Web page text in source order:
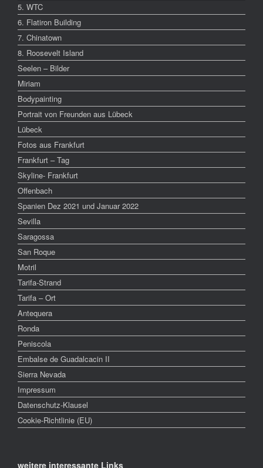
5. WTC
6. Flatiron Building
7. Chinatown
8. Roosevelt Island
Seelen – Bilder
Miriam
Bodypainting
Portrait von Freunden aus Lübeck
Lübeck
Fotos aus Frankfurt
Frankfurt – Tag
Skyline- Frankfurt
Offenbach
Spanien Dez 2021 und Januar 2022
Sevilla
Saragossa
San Roque
Motril
Tarifa-Strand
Tarifa – Ort
Antequera
Ronda
Peniscola
Embalse de Guadalcacin II
Sierra Nevada
Impressum
Datenschutz-Klausel
Cookie-Richtlinie (EU)
weitere interessante Links